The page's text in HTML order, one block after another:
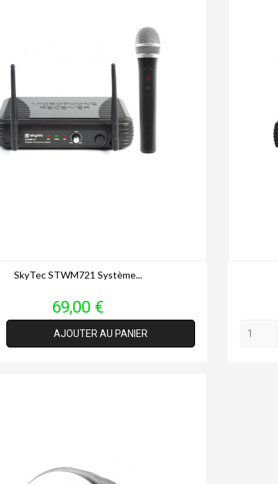
SkyTec STWM721 Système...
Prix
69,00 €
AJOUTER AU PANIER